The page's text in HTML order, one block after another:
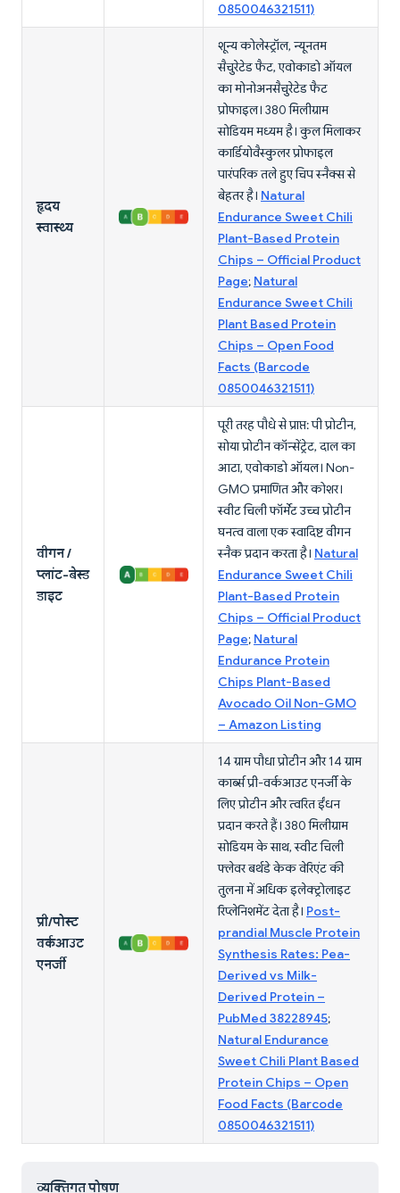
0850046321511)
हृदय
स्वास्थ्य
शून्य कोलेस्ट्रॉल, न्यूनतम
सैचुरेटेड फैट, एवोकाडो ऑयल
का मोनोअनसैचुरेटेड फैट
प्रोफाइल। 380 मिलीग्राम
सोडियम मध्यम है। कुल मिलाकर
कार्डियोवैस्कुलर प्रोफाइल
पारंपरिक तले हुए चिप स्नैक्स से
बेहतर है। Natural
Endurance Sweet Chili
Plant-Based Protein
Chips – Official Product
Page; Natural
Endurance Sweet Chili
Plant Based Protein
Chips – Open Food
Facts (Barcode
0850046321511)
वीगन /
प्लांट-बेस्ड
डाइट
पूरी तरह पौधे से प्राप्त: पी प्रोटीन,
सोया प्रोटीन कॉन्सेंट्रेट, दाल का
आटा, एवोकाडो ऑयल। Non-
GMO प्रमाणित और कोशर।
स्वीट चिली फॉर्मेट उच्च प्रोटीन
घनत्व वाला एक स्वादिष्ट वीगन
स्नैक प्रदान करता है। Natural
Endurance Sweet Chili
Plant-Based Protein
Chips – Official Product
Page; Natural
Endurance Protein
Chips Plant-Based
Avocado Oil Non-GMO
– Amazon Listing
प्री/पोस्ट
वर्कआउट
एनर्जी
14 ग्राम पौधा प्रोटीन और 14 ग्राम
कार्ब्स प्री-वर्कआउट एनर्जी के
लिए प्रोटीन और त्वरित ईंधन
प्रदान करते हैं। 380 मिलीग्राम
सोडियम के साथ, स्वीट चिली
फ्लेवर बर्थडे केक वेरिएंट की
तुलना में अधिक इलेक्ट्रोलाइट
रिप्लेनिशमेंट देता है। Post-
prandial Muscle Protein
Synthesis Rates: Pea-
Derived vs Milk-
Derived Protein –
PubMed 38228945;
Natural Endurance
Sweet Chili Plant Based
Protein Chips – Open
Food Facts (Barcode
0850046321511)
व्यक्तिगत पोषण